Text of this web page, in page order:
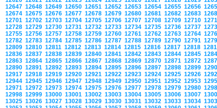
12647 12648 12649 12650 12651 12652 12653 12654 12655 12656
12674 12675 12676 12677 12678 12679 12680 12681 12682 12683
12701 12702 12703 12704 12705 12706 12707 12708 12709 12710
12728 12729 12730 12731 12732 12733 12734 12735 12736 12737
12755 12756 12757 12758 12759 12760 12761 12762 12763 12764
12782 12783 12784 12785 12786 12787 12788 12789 12790 12791
12809 12810 12811 12812 12813 12814 12815 12816 12817 12818
12836 12837 12838 12839 12840 12841 12842 12843 12844 12845
12863 12864 12865 12866 12867 12868 12869 12870 12871 12872
12890 12891 12892 12893 12894 12895 12896 12897 12898 12899
12917 12918 12919 12920 12921 12922 12923 12924 12925 12926
12944 12945 12946 12947 12948 12949 12950 12951 12952 12953
12971 12972 12973 12974 12975 12976 12977 12978 12979 12980
12998 12999 13000 13001 13002 13003 13004 13005 13006 13007
13025 13026 13027 13028 13029 13030 13031 13032 13033 13034